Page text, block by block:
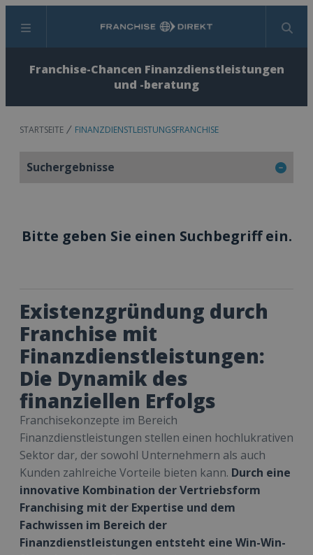
Menü Suchen
Franchise-Chancen Finanzdienstleistungen
und -beratung
STARTSEITE FINANZDIENSTLEISTUNGSFRANCHISE
Suchergebnisse
Bitte geben Sie einen Suchbegriff ein.
Existenzgründung durch
Franchise mit
Finanzdienstleistungen:
Die Dynamik des
finanziellen Erfolgs
Franchisekonzepte im Bereich
Finanzdienstleistungen stellen einen hochlukrativen
Sektor dar, der sowohl Unternehmern als auch
Kunden zahlreiche Vorteile bieten kann. Durch eine
innovative Kombination der Vertriebsform
Franchising mit der Expertise und dem
Fachwissen im Bereich der
Finanzdienstleistungen entsteht eine Win-Win-